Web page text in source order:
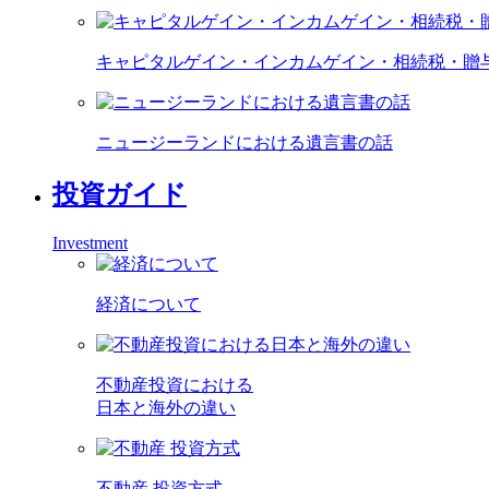
キャピタルゲイン・インカムゲイン・相続税・贈
ニュージーランドにおける遺言書の話
投資ガイド
Investment
経済について
不動産投資における
日本と海外の違い